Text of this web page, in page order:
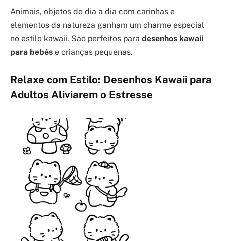
Animais, objetos do dia a dia com carinhas e
elementos da natureza ganham um charme especial
no estilo kawaii. São perfeitos para desenhos kawaii
para bebês e crianças pequenas.
Relaxe com Estilo: Desenhos Kawaii para
Adultos Aliviarem o Estresse